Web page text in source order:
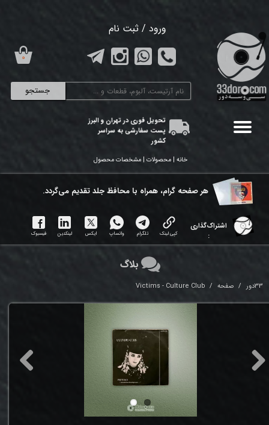
جستجو
ورود / ثبت نام
تغییر گذر واژه
سفارشات
تحویل فوری در تهران و البرز
پست سفارشی به سراسر
کشور
۰
خانه | محصولات | مشخصات محصول
هر ​صفحه گرام، همراه با محافظ جلد تقدیم می‌گردد.
اشتراک‌گذاری
:
کپی لینک تلگرام واتساپ ایکس لینکدین فیسبوک
33دور صفحه Victims - Culture Club
بلاگ